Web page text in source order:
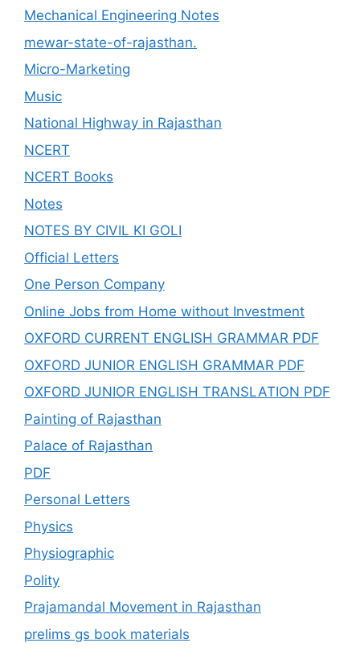
Mechanical Engineering Notes
mewar-state-of-rajasthan.
Micro-Marketing
Music
National Highway in Rajasthan
NCERT
NCERT Books
Notes
NOTES BY CIVIL KI GOLI
Official Letters
One Person Company
Online Jobs from Home without Investment
OXFORD CURRENT ENGLISH GRAMMAR PDF
OXFORD JUNIOR ENGLISH GRAMMAR PDF
OXFORD JUNIOR ENGLISH TRANSLATION PDF
Painting of Rajasthan
Palace of Rajasthan
PDF
Personal Letters
Physics
Physiographic
Polity
Prajamandal Movement in Rajasthan
prelims gs book materials